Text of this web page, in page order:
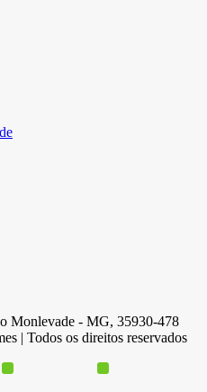
Monlevade - MG, 35930-478
| Todos os direitos reservados